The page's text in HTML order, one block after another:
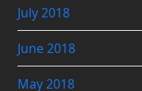
July 2018
June 2018
May 2018